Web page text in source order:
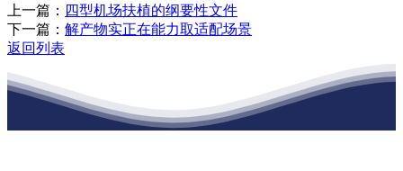
上一篇： 四型机场扶植的纲要性文件
下一篇： 解产物实正在能力取适配场景
返回列表